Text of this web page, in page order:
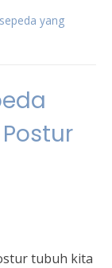
yang
tubuh kita